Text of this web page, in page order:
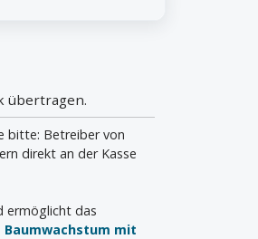
übertragen.
bitte: Betreiber von
direkt an der Kasse
ermöglicht das
mit